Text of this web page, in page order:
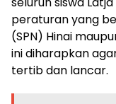
peraturan yang
(SPN) Hinai
ini diharapkan
tertib dan lancar.